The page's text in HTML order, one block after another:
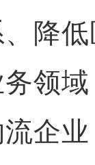
降
领
企